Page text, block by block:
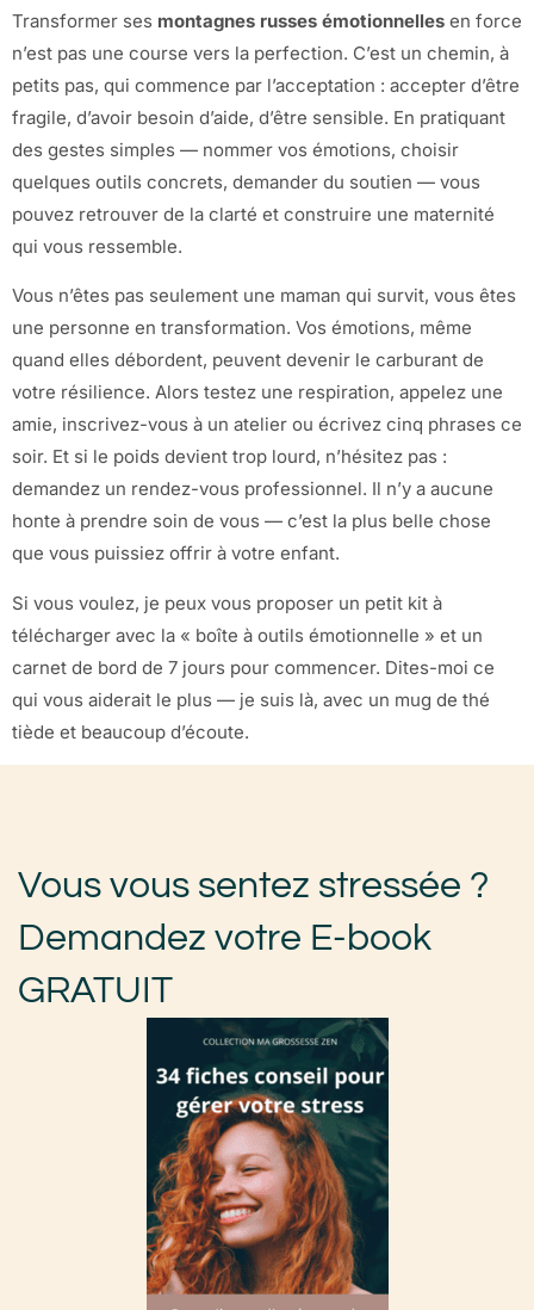
Transformer ses montagnes russes émotionnelles en force
n’est pas une course vers la perfection. C’est un chemin, à
petits pas, qui commence par l’acceptation : accepter d’être
fragile, d’avoir besoin d’aide, d’être sensible. En pratiquant
des gestes simples — nommer vos émotions, choisir
quelques outils concrets, demander du soutien — vous
pouvez retrouver de la clarté et construire une maternité
qui vous ressemble.
Vous n’êtes pas seulement une maman qui survit, vous êtes
une personne en transformation. Vos émotions, même
quand elles débordent, peuvent devenir le carburant de
votre résilience. Alors testez une respiration, appelez une
amie, inscrivez-vous à un atelier ou écrivez cinq phrases ce
soir. Et si le poids devient trop lourd, n’hésitez pas :
demandez un rendez-vous professionnel. Il n’y a aucune
honte à prendre soin de vous — c’est la plus belle chose
que vous puissiez offrir à votre enfant.
Si vous voulez, je peux vous proposer un petit kit à
télécharger avec la « boîte à outils émotionnelle » et un
carnet de bord de 7 jours pour commencer. Dites-moi ce
qui vous aiderait le plus — je suis là, avec un mug de thé
tiède et beaucoup d’écoute.
Vous vous sentez stressée ?
Demandez votre E-book
GRATUIT